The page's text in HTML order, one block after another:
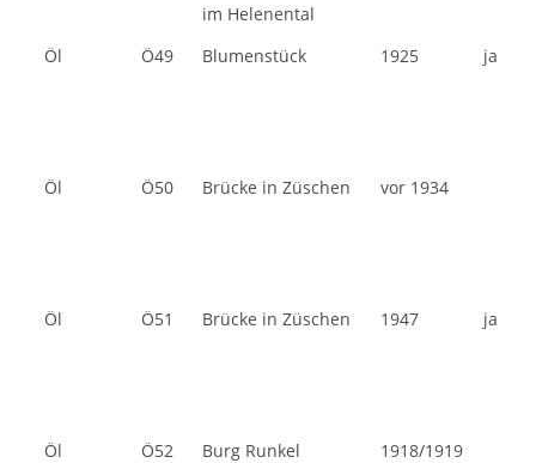
im Helenental
Öl
Ö49 Blumenstück 1925 ja
Öl Ö50 Brücke in Züschen vor 1934
Öl Ö51 Brücke in Züschen 1947 ja
Öl Ö52
Burg Runkel
1918/1919